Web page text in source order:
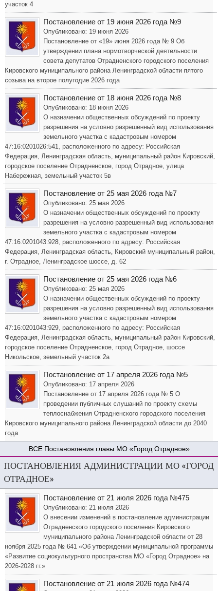
участок 4
Постановление от 19 июня 2026 года №9
Опубликовано: 19 июня 2026
Постановление от «19» июня 2026 года № 9 Об
утверждении плана нормотворческой деятельности
совета депутатов Отрадненского городского поселения
Кировского муниципального района Ленинградской области пятого
созыва на второе полугодие 2026 года
Постановление от 18 июня 2026 года №8
Опубликовано: 18 июня 2026
О назначении общественных обсуждений по проекту
разрешения на условно разрешенный вид использования
земельного участка с кадастровым номером
47:16:0201026:541, расположенного по адресу: Российская
Федерация, Ленинградская область, муниципальный район Кировский,
городское поселение Отрадненское, город Отрадное, улица
Набережная, земельный участок 5в
Постановление от 25 мая 2026 года №7
Опубликовано: 25 мая 2026
О назначении общественных обсуждений по проекту
разрешения на условно разрешенный вид использования
земельного участка с кадастровым номером
47:16:0201043:928, расположенного по адресу: Российская
Федерация, Ленинградская область, Кировский муниципальный район,
г. Отрадное, Ленинградское шоссе, д. 62
Постановление от 25 мая 2026 года №6
Опубликовано: 25 мая 2026
О назначении общественных обсуждений по проекту
разрешения на условно разрешенный вид использования
земельного участка с кадастровым номером
47:16:0201043:929, расположенного по адресу: Российская
Федерация, Ленинградская область, муниципальный район Кировский,
городское поселение Отрадненское, город Отрадное, шоссе
Никольское, земельный участок 2а
Постановление от 17 апреля 2026 года №5
Опубликовано: 17 апреля 2026
Постановление от 17 апреля 2026 года № 5 О
проведении публичных слушаний по проекту схемы
теплоснабжения Отрадненского городского поселения
Кировского муниципального района Ленинградской области до 2040
года
Постановления главы МО «Город Отрадное»
ПОСТАНОВЛЕНИЯ АДМИНИСТРАЦИИ МО «ГОРОД
ОТРАДНОЕ»
Постановление от 21 июля 2026 года №475
Опубликовано: 21 июля 2026
О внесении изменений в постановление администрации
Отрадненского городского поселения Кировского
муниципального района Ленинградской области от 28
ноября 2025 года № 641 «Об утверждении муниципальной программы
«Развитие социокультурного пространства МО «Город Отрадное» на
2026-2028 гг.»
Постановление от 21 июля 2026 года №474